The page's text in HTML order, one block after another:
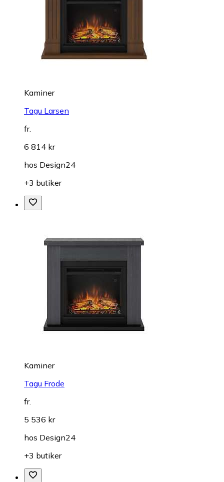
Kaminer
Tagu Larsen
fr.
6 814 kr
hos Design24
+3 butiker
Kaminer
Tagu Frode
fr.
5 536 kr
hos Design24
+3 butiker